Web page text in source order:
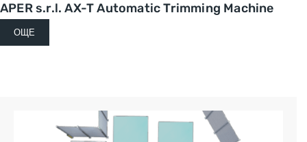
APER s.r.l. AX-T Automatic Trimming Machine
ОЩЕ